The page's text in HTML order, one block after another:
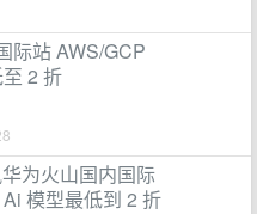
际站 AWS/GCP
2 折
为火山国内国际
模型最低到 2 折